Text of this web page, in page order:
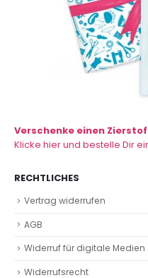
Verschenke einen
Klicke hier und bestelle Dir
RECHTLICHES
Vertrag widerrufen
AGB
Widerruf für digitale Medien
Widerrufsrecht